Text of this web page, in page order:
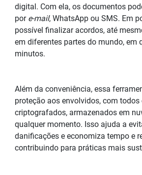
digital. Com ela, os documentos
por e-mail, WhatsApp ou SMS. Em
possível finalizar acordos, até
em diferentes partes do mundo, em
minutos.
Além da conveniência, essa
proteção aos envolvidos, com
criptografados, armazenados em
qualquer momento. Isso ajuda a
danificações e economiza tempo e
contribuindo para práticas mais